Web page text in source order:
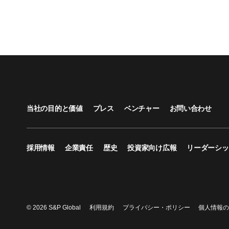
当社の目的と価値 プレス ベンチャー お問い合わせ
採用情報 企業責任 歴史 投資家向け広報 リーダーシ
© 2026 S&P Global 利用規約 プライバシー・ポリシー 個人情報